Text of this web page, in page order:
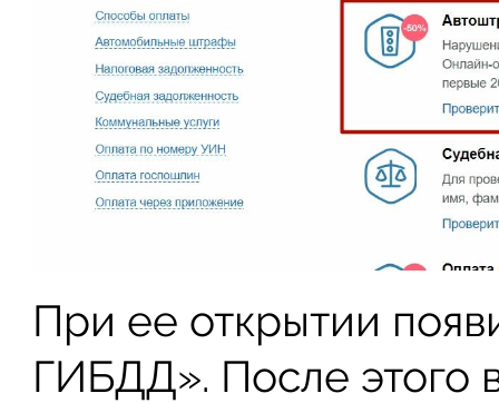
При ее открытии
ГИБДД». После этого